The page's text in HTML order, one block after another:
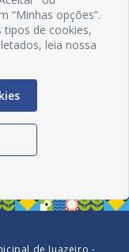
de Juazeiro -
“Minhas opções”.
de cookies,
leia nossa